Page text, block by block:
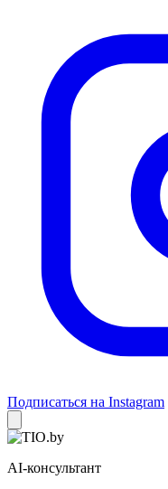
Подписаться на Instagram
AI-консультант